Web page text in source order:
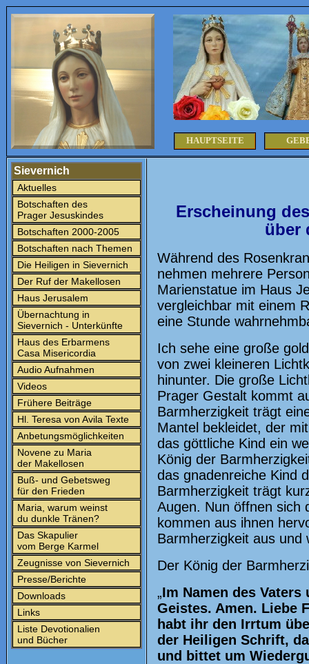
HAUPTSEITE
Sievernich
Aktuelles
Botschaften des
Prager Jesuskindes
Botschaften 2000-2005
Botschaften nach Themen
Die Heiligen in Sievernich
Der Ruf der Makellosen
Haus Jerusalem
Übernachtung in
Sievernich - Unterkünfte
Haus des Erbarmens
Casa Misericordia
Audio Aufnahmen
Videos
Frühere Beiträge
Hl. Teresa von Avila Texte
Anbetungsmöglichkeiten
Novene zu Maria
der Makellosen
Buß- und Gebetsweg
für den Frieden
Maria, warum weinst
du dunkle Tränen?
Das Skapulier
vom Berge Karmel
Zeugnisse von Sievernich
Presse/Berichte
Downloads
Links
Liste Devotionalien
und Bücher
Erscheinung
über
Während des
nehmen mehrere
Marienstatue im Haus
vergleichbar mit einem
eine Stunde
Ich sehe eine große
von zwei kleineren
hinunter. Die große
Prager Gestalt kommt
Barmherzigkeit trägt
Mantel bekleidet, der
das göttliche Kind ein
König der
das gnadenreiche Kind
Barmherzigkeit trägt
Augen. Nun öffnen sich
kommen aus ihnen
Barmherzigkeit aus und
Der König der
„Im Namen des
Geistes. Amen. Liebe
habt ihr den Irrtum
der Heiligen Schrift,
und bittet um